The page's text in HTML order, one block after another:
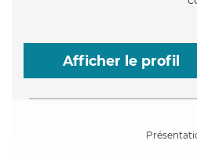
Afficher le profil